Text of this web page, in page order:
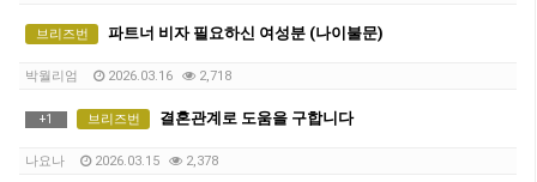
브리즈번 파트너 비자 필요하신 여성분 (나이불문)
박월리엄 2026.03.16 2,718
+1 브리즈번 결혼관계로 도움을 구합니다
나요나 2026.03.15 2,378